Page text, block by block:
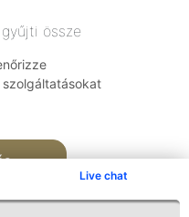
Live chat
össze